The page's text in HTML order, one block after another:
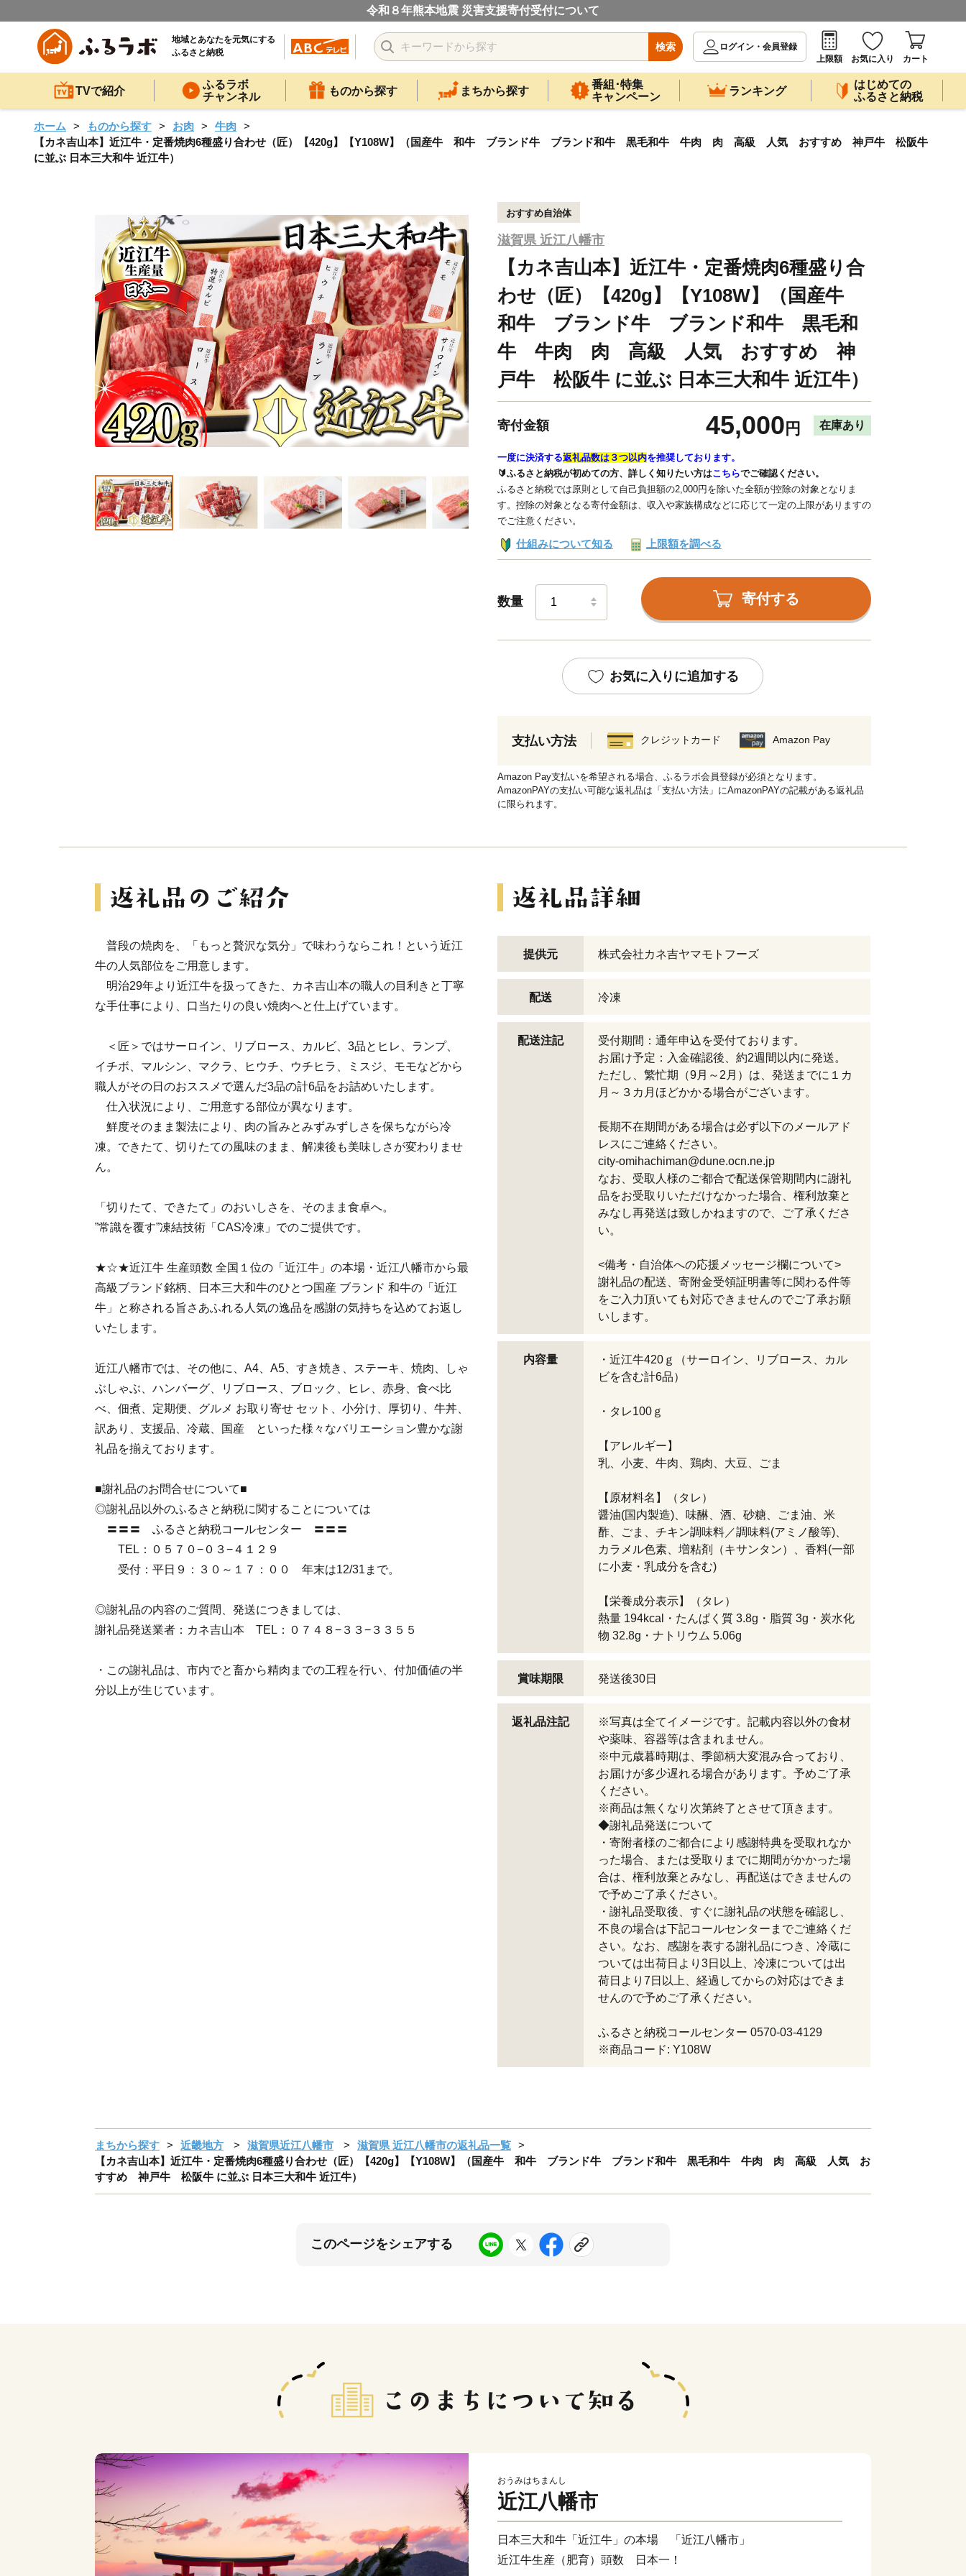
令和８年熊本地震 災害支援寄付受付について
地域とあなたを元気にする
ふるさと納税
検索
ログイン・会員登録
上限額
お気に入り カート
TVで紹介
ふるラボ
チャンネル
ものから探す まちから探す
番組･特集
キャンペーン
ランキング
はじめての
ふるさと納税
ホーム ものから探す お肉
牛肉
【カネ吉山本】近江牛・定番焼肉6種盛り合わせ（匠）【420g】【Y108W】（国産牛 和牛 ブランド牛 ブランド和牛 黒毛和牛 牛肉 肉 高級 人気 おすすめ 神戸牛 松阪牛
に並ぶ 日本三大和牛 近江牛）
おすすめ自治体
滋賀県 近江八幡市
【カネ吉山本】近江牛・定番焼肉6種盛り合
わせ（匠）【420g】【Y108W】（国産牛
和牛 ブランド牛 ブランド和牛 黒毛和
牛 牛肉 肉 高級 人気 おすすめ 神
戸牛 松阪牛 に並ぶ 日本三大和牛 近江牛）
寄付金額 45,000 円 在庫あり
一度に決済する返礼品数は３つ以内を推奨しております。
🔰ふるさと納税が初めての方、詳しく知りたい方はこちらでご確認ください。
ふるさと納税では原則として自己負担額の2,000円を除いた全額が控除の対象となりま
す。控除の対象となる寄付金額は、収入や家族構成などに応じて一定の上限がありますの
でご注意ください。
仕組みについて知る 上限額を調べる
数量 寄付する
お気に入りに追加する
支払い方法 クレジットカード Amazon Pay
Amazon Pay支払いを希望される場合、ふるラボ会員登録が必須となります。
AmazonPAYの支払い可能な返礼品は「支払い方法」にAmazonPAYの記載がある返礼品
に限られます。
普段の焼肉を、「もっと贅沢な気分」で味わうならこれ！という近江
牛の人気部位をご用意します。
明治29年より近江牛を扱ってきた、カネ吉山本の職人の目利きと丁寧
な手仕事により、口当たりの良い焼肉へと仕上げています。
＜匠＞ではサーロイン、リブロース、カルビ、3品とヒレ、ランプ、
イチボ、マルシン、マクラ、ヒウチ、ウチヒラ、ミスジ、モモなどから
職人がその日のおススメで選んだ3品の計6品をお詰めいたします。
仕入状況により、ご用意する部位が異なります。
鮮度そのまま製法により、肉の旨みとみずみずしさを保ちながら冷
凍。できたて、切りたての風味のまま、解凍後も美味しさが変わりませ
ん。
「切りたて、できたて」のおいしさを、そのまま食卓へ。
”常識を覆す”凍結技術「CAS冷凍」でのご提供です。
★☆★近江牛 生産頭数 全国１位の「近江牛」の本場・近江八幡市から最
高級ブランド銘柄、日本三大和牛のひとつ国産 ブランド 和牛の「近江
牛」と称される旨さあふれる人気の逸品を感謝の気持ちを込めてお返し
いたします。
近江八幡市では、その他に、A4、A5、すき焼き、ステーキ、焼肉、しゃ
ぶしゃぶ、ハンバーグ、リブロース、ブロック、ヒレ、赤身、食べ比
べ、佃煮、定期便、グルメ お取り寄せ セット、小分け、厚切り、牛丼、
訳あり、支援品、冷蔵、国産 といった様々なバリエーション豊かな謝
礼品を揃えております。
■謝礼品のお問合せについて■
◎謝礼品以外のふるさと納税に関することについては
〓〓〓 ふるさと納税コールセンター 〓〓〓
TEL：０５７０−０３−４１２９
受付：平日９：３０～１７：００ 年末は12/31まで。
◎謝礼品の内容のご質問、発送につきましては、
謝礼品発送業者：カネ吉山本 TEL：０７４８−３３−３３５５
・この謝礼品は、市内でと畜から精肉までの工程を行い、付加価値の半
分以上が生じています。
提供元 株式会社カネ吉ヤマモトフーズ
配送 冷凍
配送注記
受付期間：通年申込を受付ております。
お届け予定：入金確認後、約2週間以内に発送。
ただし、繁忙期（9月～2月）は、発送までに１カ
月～３カ月ほどかかる場合がございます。
長期不在期間がある場合は必ず以下のメールアド
レスにご連絡ください。
city-omihachiman@dune.ocn.ne.jp
なお、受取人様のご都合で配送保管期間内に謝礼
品をお受取りいただけなかった場合、権利放棄と
みなし再発送は致しかねますので、ご了承くださ
い。
<備考・自治体への応援メッセージ欄について>
謝礼品の配送、寄附金受領証明書等に関わる件等
をご入力頂いても対応できませんのでご了承お願
いします。
内容量
・近江牛420ｇ（サーロイン、リブロース、カル
ビを含む計6品）
・タレ100ｇ
【アレルギー】
乳、小麦、牛肉、鶏肉、大豆、ごま
【原材料名】（タレ）
醤油(国内製造)、味醂、酒、砂糖、ごま油、米
酢、ごま、チキン調味料／調味料(アミノ酸等)、
カラメル色素、増粘剤（キサンタン）、香料(一部
に小麦・乳成分を含む)
【栄養成分表示】（タレ）
熱量 194kcal・たんぱく質 3.8g・脂質 3g・炭水化
物 32.8g・ナトリウム 5.06g
賞味期限 発送後30日
返礼品注記
※写真は全てイメージです。記載内容以外の食材
や薬味、容器等は含まれません。
※中元歳暮時期は、季節柄大変混み合っており、
お届けが多少遅れる場合があります。予めご了承
ください。
※商品は無くなり次第終了とさせて頂きます。
◆謝礼品発送について
・寄附者様のご都合により感謝特典を受取れなか
った場合、または受取りまでに期間がかかった場
合は、権利放棄とみなし、再配送はできませんの
で予めご了承ください。
・謝礼品受取後、すぐに謝礼品の状態を確認し、
不良の場合は下記コールセンターまでご連絡くだ
さい。なお、感謝を表する謝礼品につき、冷蔵に
ついては出荷日より3日以上、冷凍については出
荷日より7日以上、経過してからの対応はできま
せんので予めご了承ください。
ふるさと納税コールセンター 0570-03-4129
※商品コード: Y108W
まちから探す 近畿地方 滋賀県近江八幡市
滋賀県 近江八幡市の返礼品一覧
【カネ吉山本】近江牛・定番焼肉6種盛り合わせ（匠）【420g】【Y108W】（国産牛 和牛 ブランド牛 ブランド和牛 黒毛和牛 牛肉 肉 高級 人気 お
すすめ 神戸牛 松阪牛 に並ぶ 日本三大和牛 近江牛）
このページをシェアする
おうみはちまんし
近江八幡市
日本三大和牛「近江牛」の本場 「近江八幡市」
近江牛生産（肥育）頭数 日本一！